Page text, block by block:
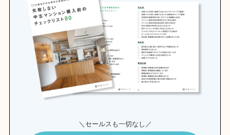
＼セールスも一切なし／